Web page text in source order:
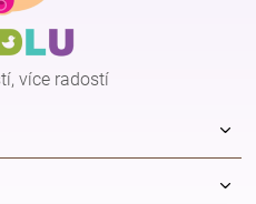
více radostí